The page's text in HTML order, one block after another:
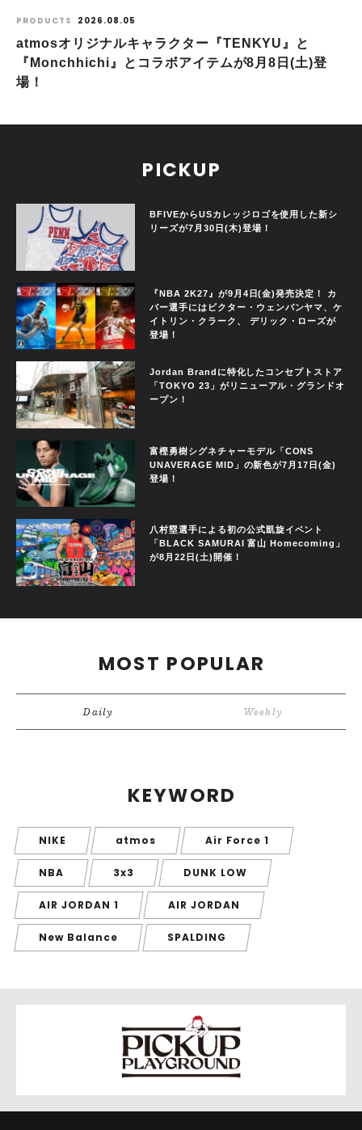
PRODUCTS 2026.08.05
atmosオリジナルキャラクター『TENKYU』と
『Monchhichi』とコラボアイテムが8月8日(土)登
場！
PICKUP
BFIVEからUSカレッジロゴを使用した新シ
リーズが7月30日(木)登場！
『NBA 2K27』が9月4日(金)発売決定！ カ
バー選手にはビクター・ウェンバンヤマ、ケ
イトリン・クラーク、 デリック・ローズが
登場！
Jordan Brandに特化したコンセプトストア
「TOKYO 23」がリニューアル・グランドオ
ープン！
富樫勇樹シグネチャーモデル「CONS
UNAVERAGE MID」の新色が7月17日(金)
登場！
八村塁選手による初の公式凱旋イベント
「BLACK SAMURAI 富山 Homecoming」
が8月22日(土)開催！
MOST POPULAR
Daily Weekly
KEYWORD
NIKE atmos Air Force 1
NBA 3x3 DUNK LOW
AIR JORDAN 1 AIR JORDAN
New Balance SPALDING